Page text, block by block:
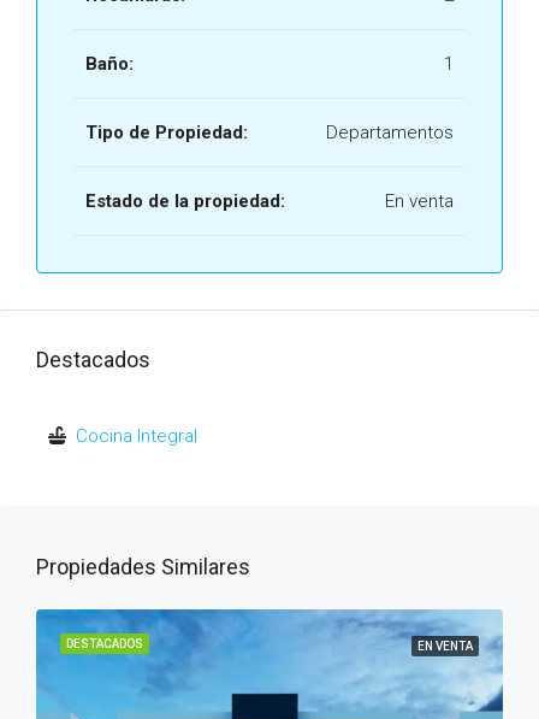
Baño: 1
Tipo de Propiedad: Departamentos
Estado de la propiedad: En venta
Destacados
Cocina Integral
Propiedades Similares
DESTACADOS EN VENTA